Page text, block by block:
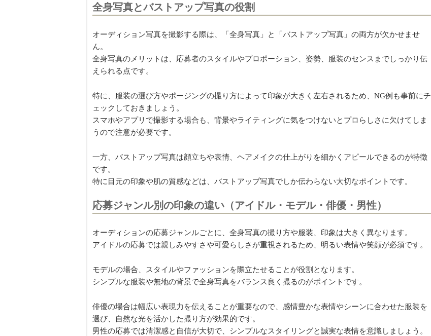
全身写真とバストアップ写真の役割
オーディション写真を撮影する際は、「全身写真」と「バストアップ写真」の両方が欠かせませ
ん。
全身写真のメリットは、応募者のスタイルやプロポーション、姿勢、服装のセンスまでしっかり伝
えられる点です。
特に、服装の選び方やポージングの撮り方によって印象が大きく左右されるため、NG例も事前にチ
ェックしておきましょう。
スマホやアプリで撮影する場合も、背景やライティングに気をつけないとプロらしさに欠けてしま
うので注意が必要です。
一方、バストアップ写真は顔立ちや表情、ヘアメイクの仕上がりを細かくアピールできるのが特徴
です。
特に目元の印象や肌の質感などは、バストアップ写真でしか伝わらない大切なポイントです。
応募ジャンル別の印象の違い（アイドル・モデル・俳優・男性）
オーディションの応募ジャンルごとに、全身写真の撮り方や服装、印象は大きく異なります。
アイドルの応募では親しみやすさや可愛らしさが重視されるため、明るい表情や笑顔が必須です。
モデルの場合、スタイルやファッションを際立たせることが役割となります。
シンプルな服装や無地の背景で全身写真をバランス良く撮るのがポイントです。
俳優の場合は幅広い表現力を伝えることが重要なので、感情豊かな表情やシーンに合わせた服装を
選び、自然な光を活かした撮り方が効果的です。
男性の応募では清潔感と自信が大切で、シンプルなスタイリングと誠実な表情を意識しましょう。